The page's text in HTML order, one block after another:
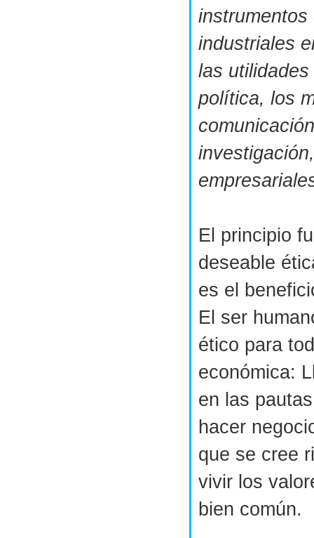
industriales
las
política, los
El principio
deseable
es el
El ser
ético para
económica:
en las
hacer
que se cree
vivir los
bien común.